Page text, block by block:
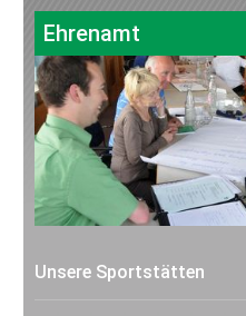
Ehrenamt
Unsere Sportstätten